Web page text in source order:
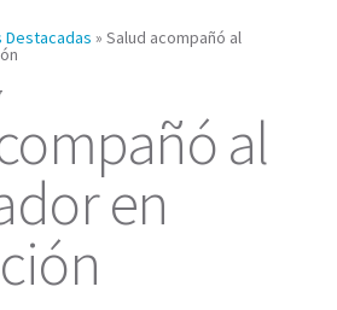
Destacadas » Salud acompañó al
al
en